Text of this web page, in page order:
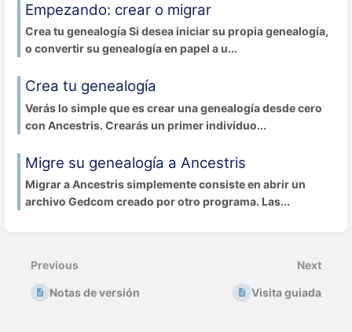
Empezando: crear o migrar
Crea tu genealogía Si desea iniciar su propia genealogía,
o convertir su genealogía en papel a u...
Crea tu genealogía
Verás lo simple que es crear una genealogía desde cero
con Ancestris. Crearás un primer individuo...
Migre su genealogía a Ancestris
Migrar a Ancestris simplemente consiste en abrir un
archivo Gedcom creado por otro programa. Las...
Previous
Notas de versión
Next
Visita guiada